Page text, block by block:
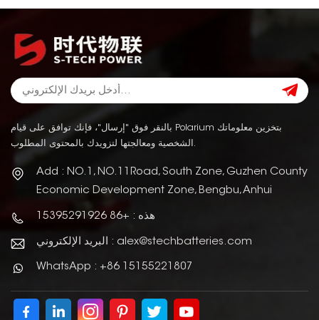
بالنقر فوق "إرسال"، فإنك توافق على قيام Polarium بتخزين معلوماتك
الشخصية ومعالجتها لتزويدك بالمحتوى المطلوب.
Add : NO.1, NO.11Road, South Zone, Guzhen County
Economic Development Zone, Bengbu, Anhui
هذه : +86 15395291926
البريد الإلكتروني : alex@stechbatteries.com
WhatsApp : +86 15155221807